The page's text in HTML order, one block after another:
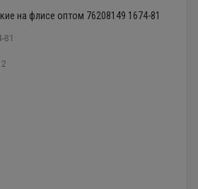
на флисе оптом 76208149 1674-81
81